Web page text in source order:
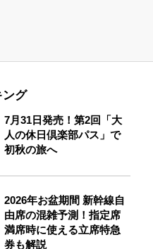
ング
7月31日発売！第2回「大
人の休日倶楽部パス」で
初秋の旅へ
2026年お盆期間 新幹線自
由席の混雑予測！指定席
満席時に使える立席特急
券も解説